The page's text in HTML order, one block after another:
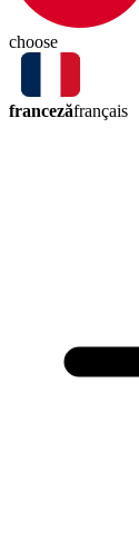
choose
francezăfrançais